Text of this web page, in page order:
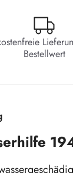
Bestellwert